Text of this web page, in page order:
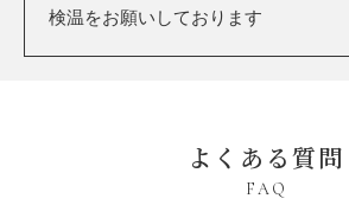
検温をお願いしております
よくある質問
FAQ